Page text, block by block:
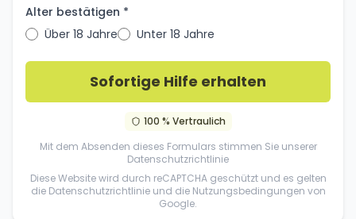
Alter bestätigen *
Über 18 Jahre
Unter 18 Jahre
Sofortige Hilfe erhalten
100 % Vertraulich
Mit dem Absenden dieses Formulars stimmen Sie unserer
Datenschutzrichtlinie
Diese Website wird durch reCAPTCHA geschützt und es gelten
die Datenschutzrichtlinie und die Nutzungsbedingungen von
Google.